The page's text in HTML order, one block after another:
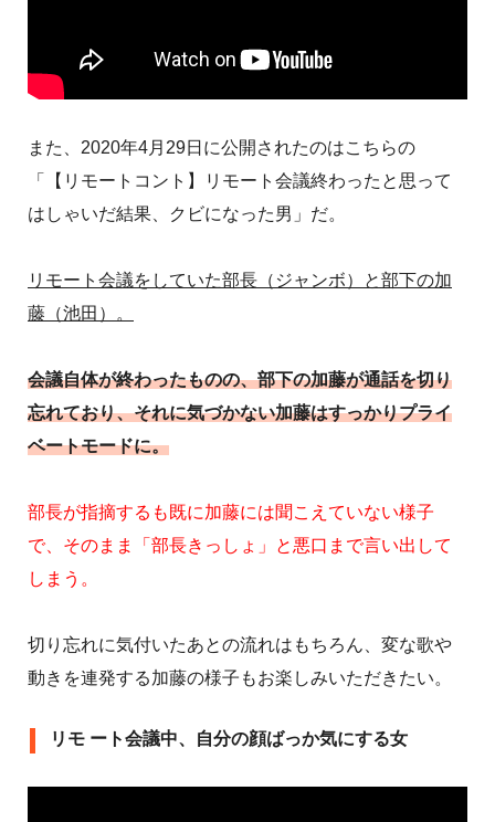
また、2020年4月29日に公開されたのはこちらの
「【リモートコント】リモート会議終わったと思って
はしゃいだ結果、クビになった男」だ。
リモート会議をしていた部長（ジャンボ）と部下の加
藤（池田）。
会議自体が終わったものの、部下の加藤が通話を切り
忘れており、それに気づかない加藤はすっかりプライ
ベートモードに。
部長が指摘するも既に加藤には聞こえていない様子
で、そのまま「部長きっしょ」と悪口まで言い出して
しまう。
切り忘れに気付いたあとの流れはもちろん、変な歌や
動きを連発する加藤の様子もお楽しみいただきたい。
リモ ート会議中、自分の顔ばっか気にする女